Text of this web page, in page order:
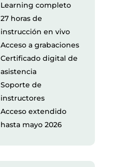
Learning completo
27 horas de
instrucción en vivo
Acceso a grabaciones
Certificado digital de
asistencia
Soporte de
instructores
Acceso extendido
hasta mayo 2026